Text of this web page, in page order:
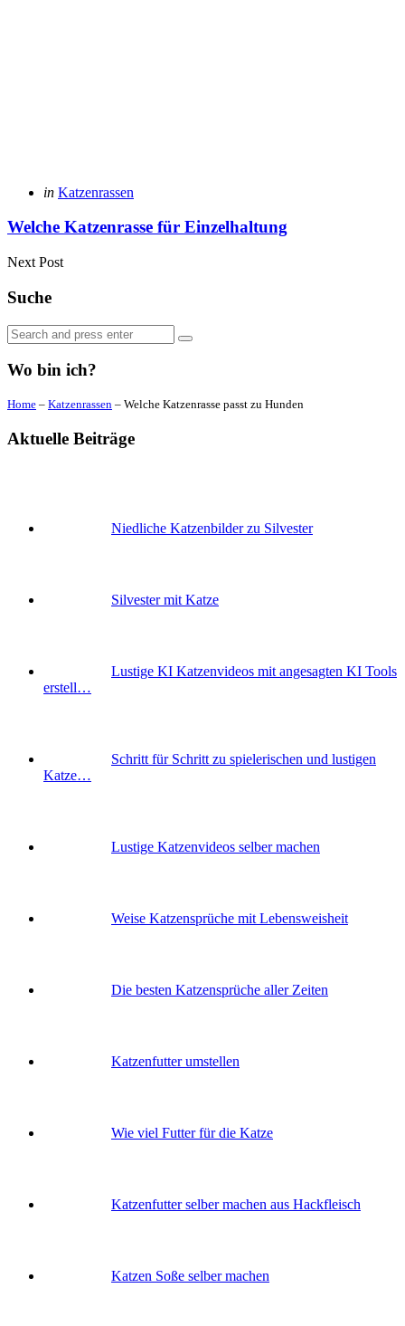
Posted
in Katzenrassen
Welche Katzenrasse für Einzelhaltung
Next Post
Suche
Search
for:
Search
Wo bin ich?
Home – Katzenrassen – Welche Katzenrasse passt zu Hunden
Aktuelle Beiträge
Niedliche Katzenbilder zu Silvester
Silvester mit Katze
Lustige KI Katzenvideos mit angesagten KI Tools
erstell…
Schritt für Schritt zu spielerischen und lustigen
Katze…
Lustige Katzenvideos selber machen
Weise Katzensprüche mit Lebensweisheit
Die besten Katzensprüche aller Zeiten
Katzenfutter umstellen
Wie viel Futter für die Katze
Katzenfutter selber machen aus Hackfleisch
Katzen Soße selber machen